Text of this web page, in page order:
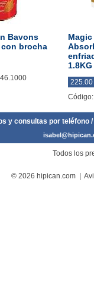
Bavons
brocha
1.8KG
225.00
y consultas por teléfono
Todos los
© 2026 hipican.com |